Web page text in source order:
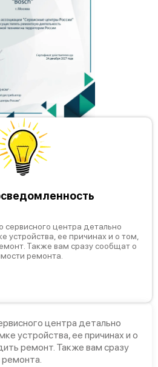
сервисного центра детально
устройства, ее причинах и о том,
Также вам сразу сообщат о
ремонта.
центра детально
устройства, ее причинах и о
ремонт. Также вам сразу